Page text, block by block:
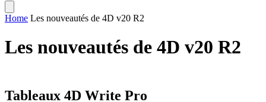
Home Les nouveautés de 4D v20 R2
Les nouveautés de 4D v20 R2
Tableaux 4D Write Pro